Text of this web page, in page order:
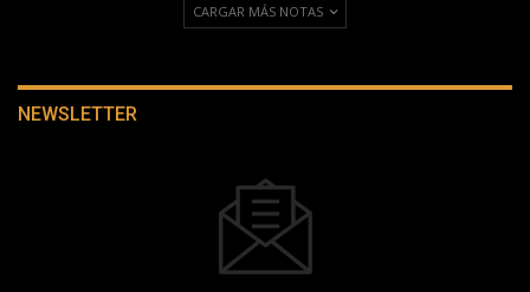
CARGAR MÁS NOTAS
NEWSLETTER